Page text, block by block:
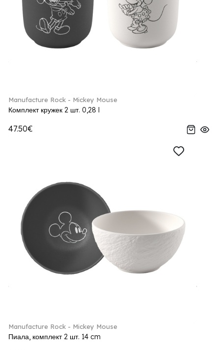
Manufacture Rock - Mickey Mouse
Комплект кружек 2 шт. 0,28 l
47.50€
Manufacture Rock - Mickey Mouse
Пиала, комплект 2 шт. 14 cm